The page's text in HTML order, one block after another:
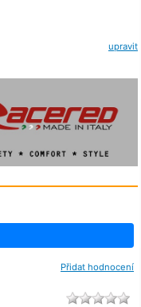
upravit
Přidat hodnocení